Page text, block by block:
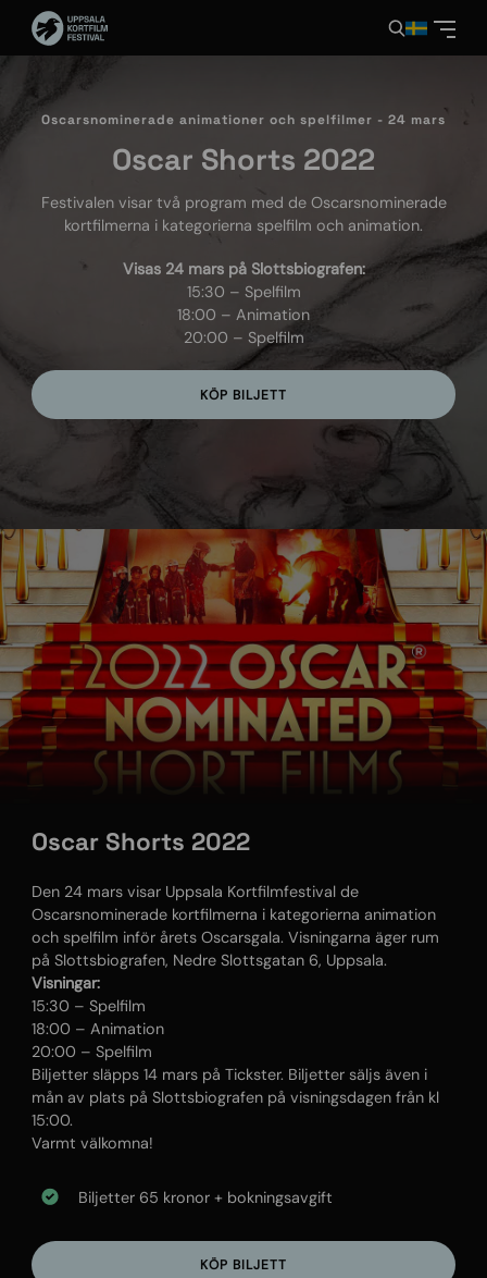
Oscarsnominerade animationer och spelfilmer - 24 mars
Oscar Shorts 2022
Festivalen visar två program med de Oscarsnominerade
kortfilmerna i kategorierna spelfilm och animation.
Visas 24 mars på Slottsbiografen:
15:30 – Spelfilm
18:00 – Animation
20:00 – Spelfilm
KÖP BILJETT
Oscar Shorts 2022
Den 24 mars visar Uppsala Kortfilmfestival de
Oscarsnominerade kortfilmerna i kategorierna animation
och spelfilm inför årets Oscarsgala. Visningarna äger rum
på Slottsbiografen, Nedre Slottsgatan 6, Uppsala.
Visningar:
15:30 – Spelfilm
18:00 – Animation
20:00 – Spelfilm
Biljetter släpps 14 mars på Tickster. Biljetter säljs även i
mån av plats på Slottsbiografen på visningsdagen från kl
15:00.
Varmt välkomna!
Biljetter 65 kronor + bokningsavgift
KÖP BILJETT